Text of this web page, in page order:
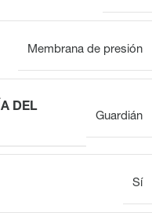
Membrana de presión
DEL
Guardián
Sí